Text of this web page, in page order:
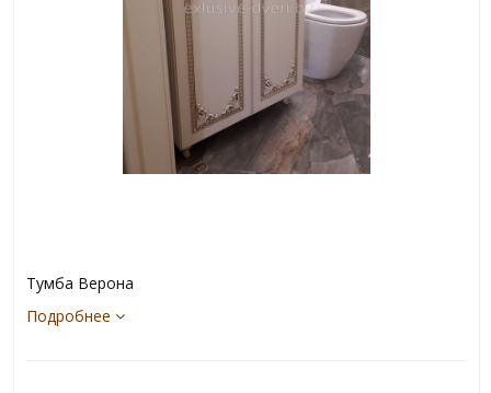
Тумба Верона
Подробнее